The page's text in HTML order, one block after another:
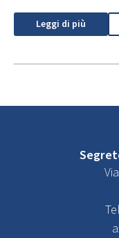
Leggi di più